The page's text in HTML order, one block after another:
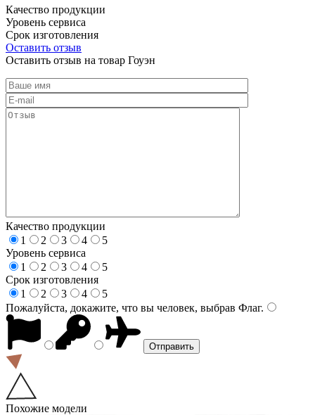
Качество продукции
Уровень сервиса
Срок изготовления
Оставить отзыв
Оставить отзыв на товар Гоуэн
Качество продукции
1
2 3 4
5
Уровень сервиса
1
2 3 4
5
Срок изготовления
1
2 3 4
5
Пожалуйста, докажите, что вы человек, выбрав Флаг.
Похожие модели